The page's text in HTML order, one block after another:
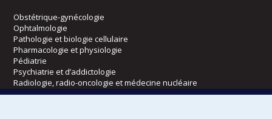
Obstétrique-gynécologie
Ophtalmologie
Pathologie et biologie cellulaire
Pharmacologie et physiologie
Pédiatrie
Psychiatrie et d’addictologie
Radiologie, radio-oncologie et médecine nucléaire